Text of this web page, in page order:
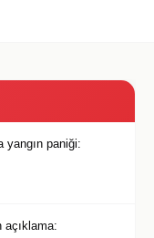
yangın paniği:
açıklama: